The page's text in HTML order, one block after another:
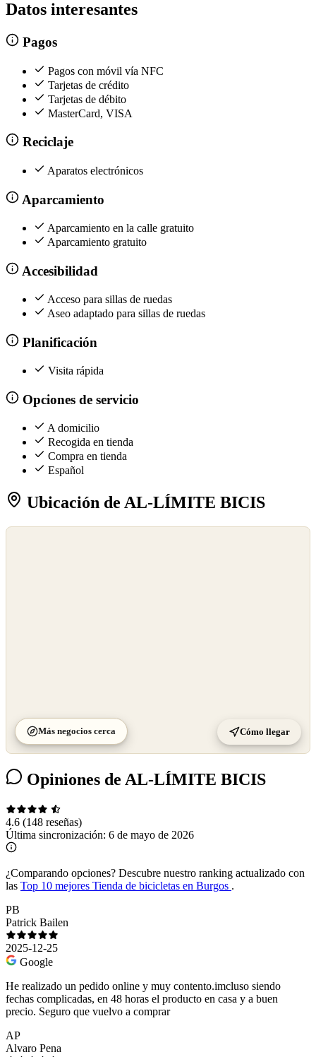
Datos interesantes
Pagos
Pagos con móvil vía NFC
Tarjetas de crédito
Tarjetas de débito
MasterCard, VISA
Reciclaje
Aparatos electrónicos
Aparcamiento
Aparcamiento en la calle gratuito
Aparcamiento gratuito
Accesibilidad
Acceso para sillas de ruedas
Aseo adaptado para sillas de ruedas
Planificación
Visita rápida
Opciones de servicio
A domicilio
Recogida en tienda
Compra en tienda
Español
Ubicación de AL-LÍMITE BICIS
Más negocios cerca Cómo llegar
Opiniones de AL-LÍMITE BICIS
4.6 (148 reseñas)
Última sincronización: 6 de mayo de 2026
¿Comparando opciones? Descubre nuestro ranking actualizado con
las Top 10 mejores Tienda de bicicletas en Burgos .
PB
Patrick Bailen
2025-12-25
Google
He realizado un pedido online y muy contento.imcluso siendo
fechas complicadas, en 48 horas el producto en casa y a buen
precio. Seguro que vuelvo a comprar
AP
Alvaro Pena